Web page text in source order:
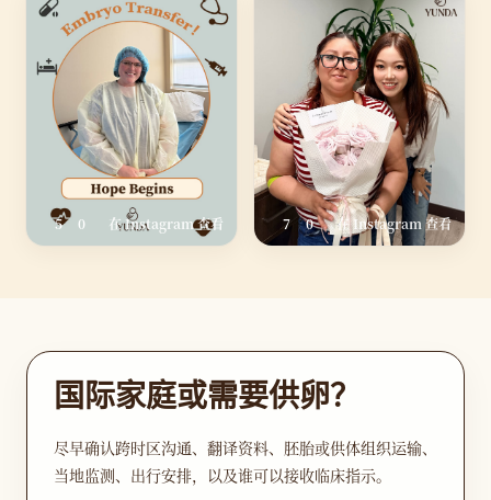
5 0 在 Instagram 查看 7 0 在 Instagram 查看
国际家庭或需要供卵？
尽早确认跨时区沟通、翻译资料、胚胎或供体组织运输、
当地监测、出行安排，以及谁可以接收临床指示。